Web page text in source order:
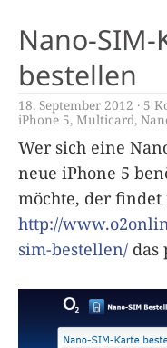
Nano-
bestellen
18. September 2012 5
iPhone 5, Multicard,
Wer sich eine
neue iPhone 5
möchte, der
http://
sim-bestellen/ das